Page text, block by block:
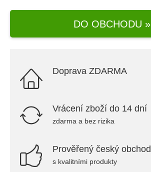
DO OBCHODU »
Doprava ZDARMA
Vrácení zboží do 14 dní
zdarma a bez rizika
Prověřený český obchod
s kvalitními produkty